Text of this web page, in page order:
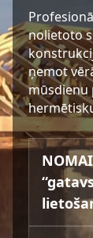
nolietoto
ņemot
mūsdienu